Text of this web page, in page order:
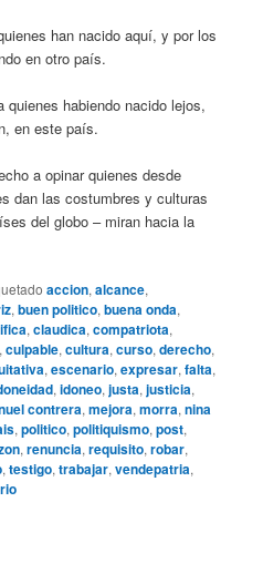
han nacido aquí, y por los
en otro país.
habiendo nacido lejos,
en este país.
a opinar quienes desde
dan las costumbres y culturas
del globo – miran hacia la
accion,alcance,
,buen politico,buena onda,
,claudica,compatriota,
,culpable,cultura,curso,derecho,
,escenario,expresar,falta,
,idoneo,justa,justicia,
contrera,mejora,morra,nina
,politico,politiquismo,post,
,renuncia,requisito,robar,
,testigo,trabajar,vendepatria,